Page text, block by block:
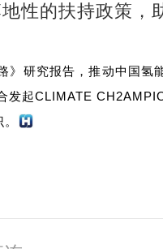
性的扶持政策，
研究报告，推动中国氢
起CLIMATE